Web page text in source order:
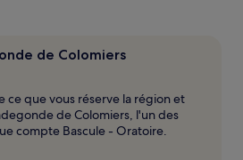
de Colomiers
ce que vous réserve la région et
de Colomiers, l'un des
compte Bascule - Oratoire.